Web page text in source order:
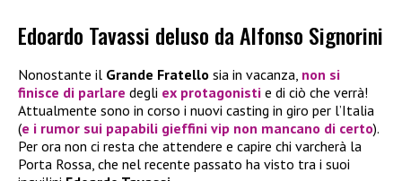
Edoardo Tavassi deluso da Alfonso Signorini
Nonostante il Grande Fratello sia in vacanza, non si
finisce di parlare degli ex protagonisti e di ciò che verrà!
Attualmente sono in corso i nuovi casting in giro per l’Italia
(e i rumor sui papabili gieffini vip non mancano di certo).
Per ora non ci resta che attendere e capire chi varcherà la
Porta Rossa, che nel recente passato ha visto tra i suoi